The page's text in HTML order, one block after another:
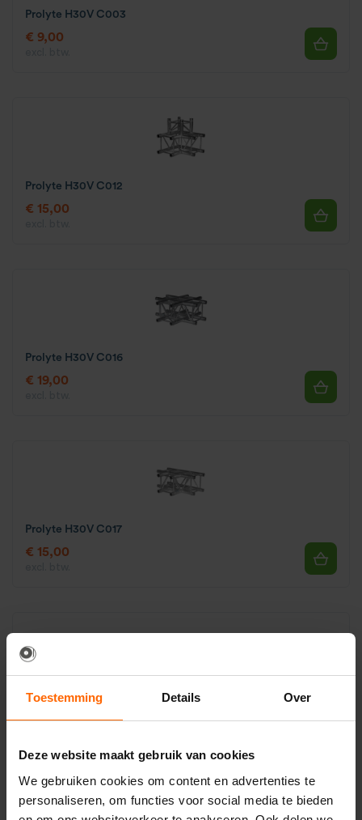
Toestemming Details Over
Deze website maakt gebruik van cookies
We gebruiken cookies om content en advertenties te
personaliseren, om functies voor social media te bieden
Prolyte H30V C003
€ 9,00
Prolyte H30V C012
€ 15,00
Prolyte H30V C016
€ 19,00
Prolyte H30V C017
€ 15,00
Prolyte H30V C020
€ 15,00